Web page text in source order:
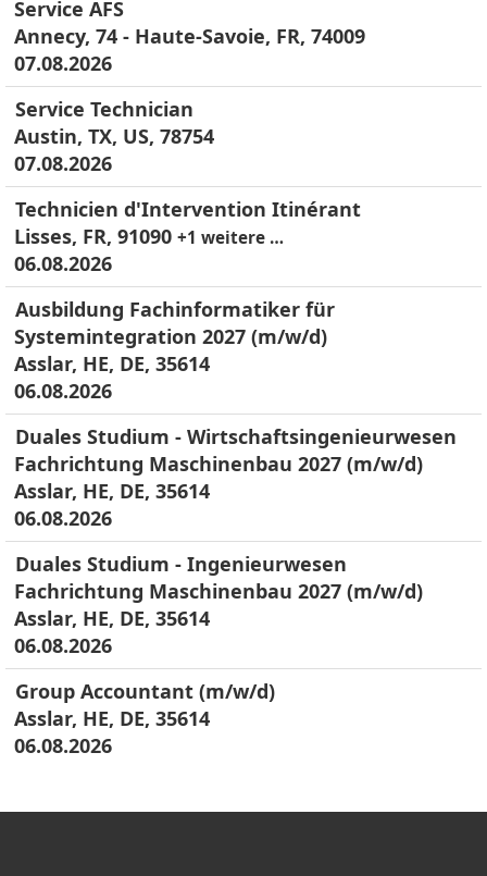
Service AFS
Annecy, 74 - Haute-Savoie, FR, 74009
07.08.2026
Service Technician
Austin, TX, US, 78754
07.08.2026
Technicien d'Intervention Itinérant
Lisses, FR, 91090 +1 weitere …
06.08.2026
Ausbildung Fachinformatiker für
Systemintegration 2027 (m/w/d)
Asslar, HE, DE, 35614
06.08.2026
Duales Studium - Wirtschaftsingenieurwesen
Fachrichtung Maschinenbau 2027 (m/w/d)
Asslar, HE, DE, 35614
06.08.2026
Duales Studium - Ingenieurwesen
Fachrichtung Maschinenbau 2027 (m/w/d)
Asslar, HE, DE, 35614
06.08.2026
Group Accountant (m/w/d)
Asslar, HE, DE, 35614
06.08.2026